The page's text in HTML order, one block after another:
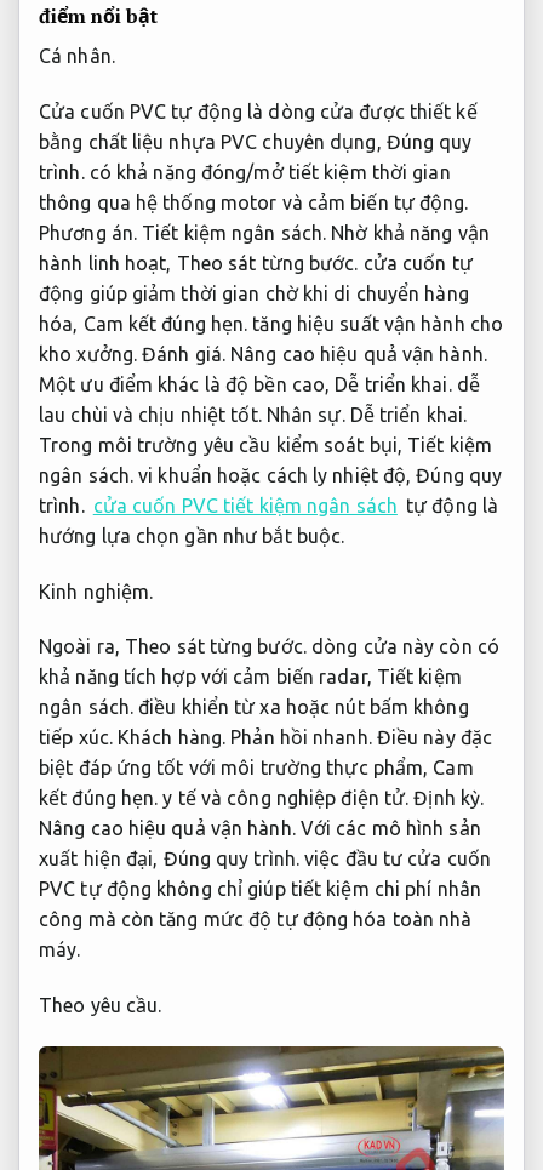
điểm nổi bật
Cá nhân.
Cửa cuốn PVC tự động là dòng cửa được thiết kế
bằng chất liệu nhựa PVC chuyên dụng, Đúng quy
trình.có khả năng đóng/mở tiết kiệm thời gian
thông qua hệ thống motor và cảm biến tự động.
Phương án. Tiết kiệm ngân sách. Nhờ khả năng vận
hành linh hoạt, Theo sát từng bước. cửa cuốn tự
động giúp giảm thời gian chờ khi di chuyển hàng
hóa, Cam kết đúng hẹn. tăng hiệu suất vận hành cho
kho xưởng.Đánh giá. Nâng cao hiệu quả vận hành.
Một ưu điểm khác là độ bền cao, Dễ triển khai.dễ
lau chùi và chịu nhiệt tốt. Nhân sự. Dễ triển khai.
Trong môi trường yêu cầu kiểm soát bụi, Tiết kiệm
ngân sách. vi khuẩn hoặc cách ly nhiệt độ,Đúng quy
trình. cửa cuốn PVC tiết kiệm ngân sách tự động là
hướng lựa chọn gần như bắt buộc.
Kinh nghiệm.
Ngoài ra, Theo sát từng bước.dòng cửa này còn có
khả năng tích hợp với cảm biến radar, Tiết kiệm
ngân sách. điều khiển từ xa hoặc nút bấm không
tiếp xúc. Khách hàng. Phản hồi nhanh.Điều này đặc
biệt đáp ứng tốt với môi trường thực phẩm, Cam
kết đúng hẹn. y tế và công nghiệp điện tử.Định kỳ.
Nâng cao hiệu quả vận hành.Với các mô hình sản
xuất hiện đại, Đúng quy trình. việc đầu tư cửa cuốn
PVC tự động không chỉ giúp tiết kiệm chi phí nhân
công mà còn tăng mức độ tự động hóa toàn nhà
máy.
Theo yêu cầu.